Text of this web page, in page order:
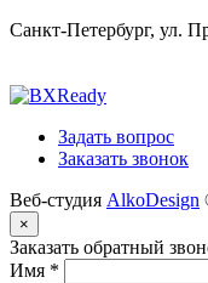
Санкт-Петербург, ул.
Задать вопрос
Заказать звонок
Веб-студия AlkoDesign
×
Заказать обратный
Имя *